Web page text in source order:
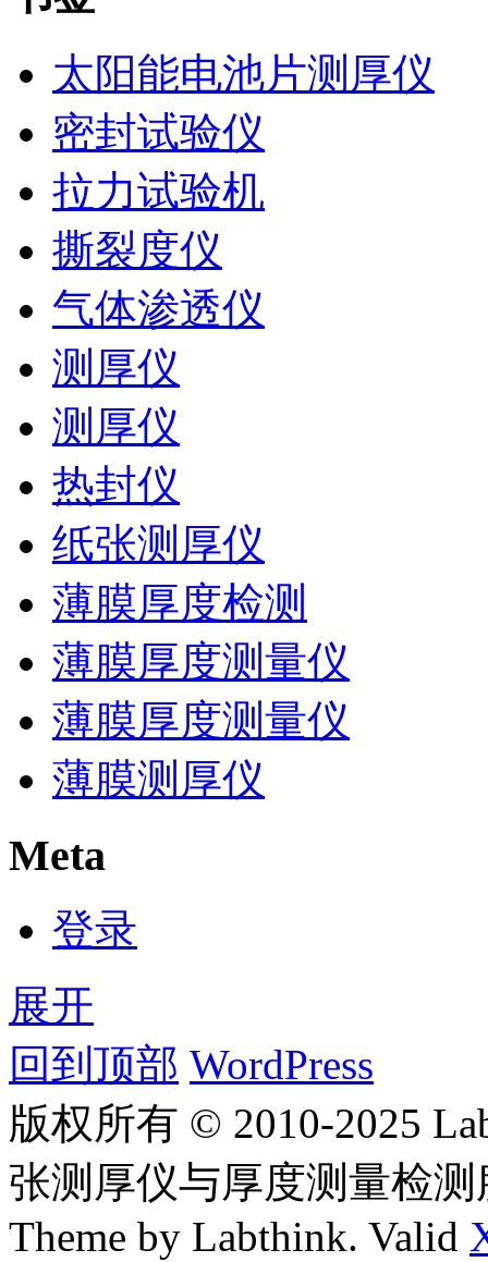
太阳能电池片测厚仪
密封试验仪
拉力试验机
撕裂度仪
气体渗透仪
测厚仪
测厚仪
热封仪
纸张测厚仪
薄膜厚度检测
薄膜厚度测量仪
薄膜厚度测量仪
薄膜测厚仪
Meta
登录
展开
回到顶部 WordPress
版权所有 © 2010-2025
张测厚仪与厚度测量检
Theme by Labthink. Valid